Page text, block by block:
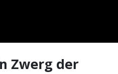
Zwerg der